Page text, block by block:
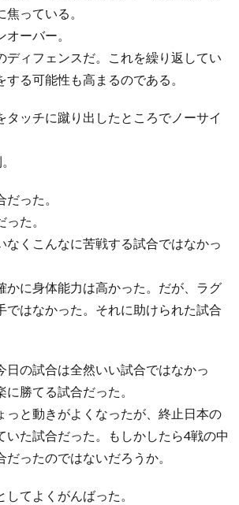
っている。
ーバー。
ディフェンスだ。これを繰り返してい
る可能性も高まるのである。
タッチに蹴り出したところでノーサイ
った。
た。
なくこんなに苦戦する試合ではなかっ
かに身体能力は高かった。だが、ラグ
ではなかった。それに助けられた試合
日の試合は全然いい試合ではなかっ
勝てる試合だった。
っと動きがよくなったが、終止日本の
いた試合だった。もしかしたら4戦の中
ったのではないだろうか。
てよくがんばった。